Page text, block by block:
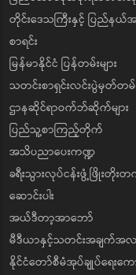
တိုင်းဒေသကြီးနှင့် ပြည်နယ်အ
စာရင်း
မြန်မာနိုင်ငံ ပြန်တမ်းများ
သတင်းစာရှင်းလင်းပွဲမှတ်တမ်း
ဌာနဆိုင်ရာဝက်ဘ်ဆိုက်များ
ပြည်သူ့စာကြည့်တိုက်
အသိပညာပေးကဏ္ဍ
ခရီးသွားလုပ်ငန်းဖွံ့ဖြိုးတိုး
ဆောင်းပါး
အယ်ဒီတာ့အာဘော်
မီဒီယာနှင့်သတင်းအချက်အ
နိုင်ငံတော်စီမံအုပ်ချုပ်ရေး